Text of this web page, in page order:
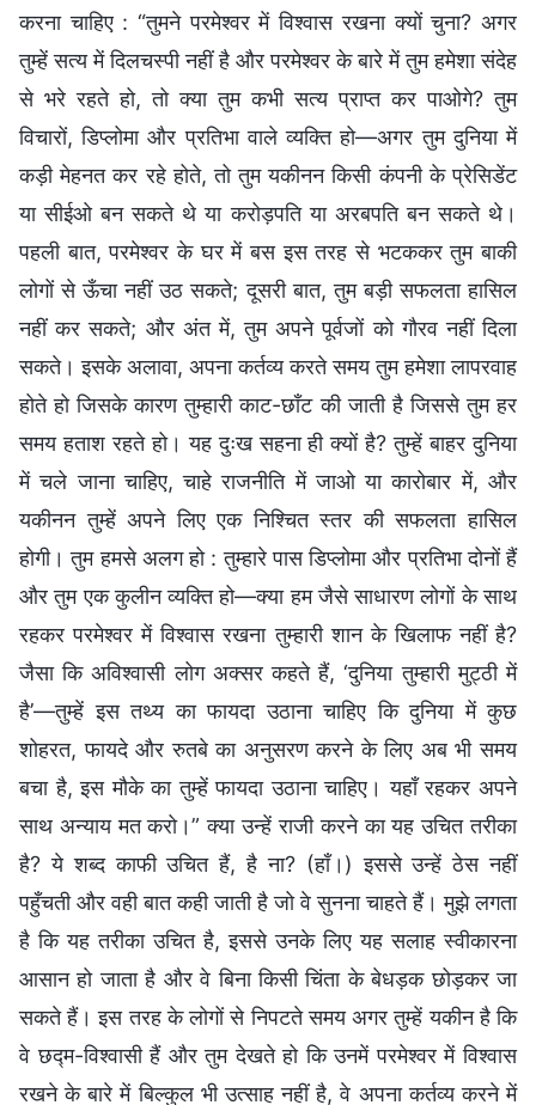
करना चाहिए : “तुमने परमेश्वर में विश्वास रखना क्यों चुना? अगर
तुम्हें सत्य में दिलचस्पी नहीं है और परमेश्वर के बारे में तुम हमेशा संदेह
से भरे रहते हो, तो क्या तुम कभी सत्य प्राप्त कर पाओगे? तुम
विचारों, डिप्लोमा और प्रतिभा वाले व्यक्ति हो—अगर तुम दुनिया में
कड़ी मेहनत कर रहे होते, तो तुम यकीनन किसी कंपनी के प्रेसिडेंट
या सीईओ बन सकते थे या करोड़पति या अरबपति बन सकते थे।
पहली बात, परमेश्वर के घर में बस इस तरह से भटककर तुम बाकी
लोगों से ऊँचा नहीं उठ सकते; दूसरी बात, तुम बड़ी सफलता हासिल
नहीं कर सकते; और अंत में, तुम अपने पूर्वजों को गौरव नहीं दिला
सकते। इसके अलावा, अपना कर्तव्य करते समय तुम हमेशा लापरवाह
होते हो जिसके कारण तुम्हारी काट-छाँट की जाती है जिससे तुम हर
समय हताश रहते हो। यह दुःख सहना ही क्यों है? तुम्हें बाहर दुनिया
में चले जाना चाहिए, चाहे राजनीति में जाओ या कारोबार में, और
यकीनन तुम्हें अपने लिए एक निश्चित स्तर की सफलता हासिल
होगी। तुम हमसे अलग हो : तुम्हारे पास डिप्लोमा और प्रतिभा दोनों हैं
और तुम एक कुलीन व्यक्ति हो—क्या हम जैसे साधारण लोगों के साथ
रहकर परमेश्वर में विश्वास रखना तुम्हारी शान के खिलाफ नहीं है?
जैसा कि अविश्वासी लोग अक्सर कहते हैं, ‘दुनिया तुम्हारी मुट्ठी में
है’—तुम्हें इस तथ्य का फायदा उठाना चाहिए कि दुनिया में कुछ
शोहरत, फायदे और रुतबे का अनुसरण करने के लिए अब भी समय
बचा है, इस मौके का तुम्हें फायदा उठाना चाहिए। यहाँ रहकर अपने
साथ अन्याय मत करो।” क्या उन्हें राजी करने का यह उचित तरीका
है? ये शब्द काफी उचित हैं, है ना? (हाँ।) इससे उन्हें ठेस नहीं
पहुँचती और वही बात कही जाती है जो वे सुनना चाहते हैं। मुझे लगता
है कि यह तरीका उचित है, इससे उनके लिए यह सलाह स्वीकारना
आसान हो जाता है और वे बिना किसी चिंता के बेधड़क छोड़कर जा
सकते हैं। इस तरह के लोगों से निपटते समय अगर तुम्हें यकीन है कि
वे छद्म-विश्वासी हैं और तुम देखते हो कि उनमें परमेश्वर में विश्वास
रखने के बारे में बिल्कुल भी उत्साह नहीं है, वे अपना कर्तव्य करने में